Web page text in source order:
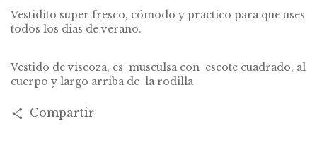
Vestidito super fresco, cómodo y practico para que uses
todos los dias de verano.
Vestido de viscoza, es musculsa con escote cuadrado, al
cuerpo y largo arriba de la rodilla
Compartir